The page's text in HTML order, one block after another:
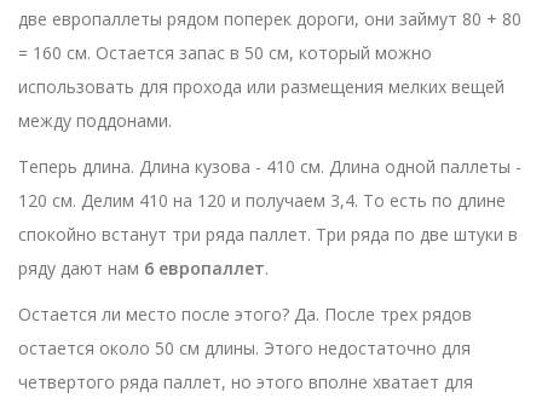
две европаллеты рядом поперек дороги, они займут 80 + 80
= 160 см. Остается запас в 50 см, который можно
использовать для прохода или размещения мелких вещей
между поддонами.
Теперь длина. Длина кузова - 410 см. Длина одной паллеты -
120 см. Делим 410 на 120 и получаем 3,4. То есть по длине
спокойно встанут три ряда паллет. Три ряда по две штуки в
ряду дают нам 6 европаллет.
Остается ли место после этого? Да. После трех рядов
остается около 50 см длины. Этого недостаточно для
четвертого ряда паллет, но этого вполне хватает для